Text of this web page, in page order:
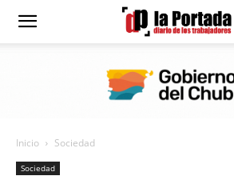
Diario
Portada
Inicio Sociedad
Sociedad